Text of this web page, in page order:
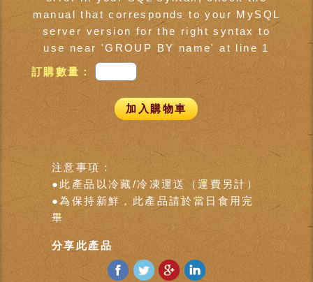
manual that corresponds to your MySQL
server version for the right syntax to
use near 'GROUP BY name' at line 1
訂購數量：
加入購物車
注意事項：
●此產品以冷藏/冷凍運送（運費另計）
●為保持新鮮，此產品請於當日食用完
畢
分享此產品